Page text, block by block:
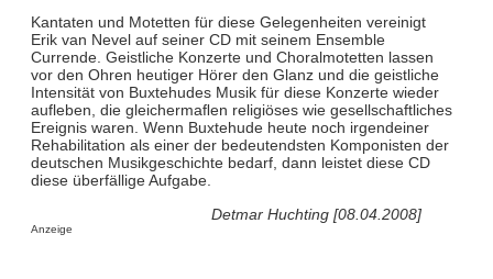
Kantaten und Motetten für diese Gelegenheiten vereinigt
Erik van Nevel auf seiner CD mit seinem Ensemble
Currende. Geistliche Konzerte und Choralmotetten lassen
vor den Ohren heutiger Hörer den Glanz und die geistliche
Intensität von Buxtehudes Musik für diese Konzerte wieder
aufleben, die gleichermaﬂen religiöses wie gesellschaftliches
Ereignis waren. Wenn Buxtehude heute noch irgendeiner
Rehabilitation als einer der bedeutendsten Komponisten der
deutschen Musikgeschichte bedarf, dann leistet diese CD
diese überfällige Aufgabe.
Detmar Huchting [08.04.2008]
Anzeige